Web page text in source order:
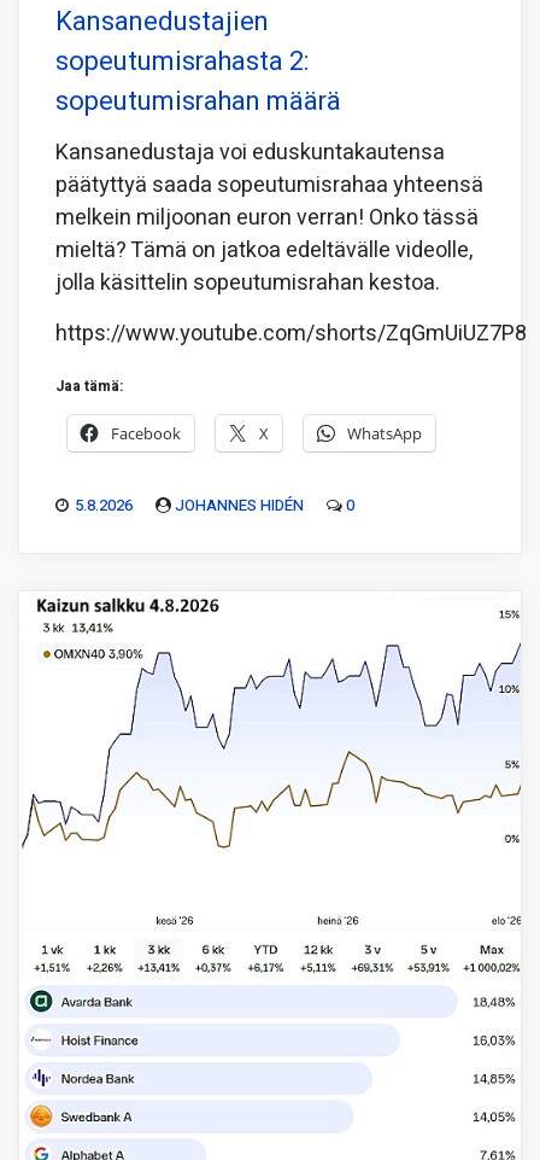
Kansanedustajien
sopeutumisrahasta 2:
sopeutumisrahan määrä
Kansanedustaja voi eduskuntakautensa
päätyttyä saada sopeutumisrahaa yhteensä
melkein miljoonan euron verran! Onko tässä
mieltä? Tämä on jatkoa edeltävälle videolle,
jolla käsittelin sopeutumisrahan kestoa.
https://www.youtube.com/shorts/ZqGmUiUZ7P8
Jaa tämä:
Facebook X WhatsApp
5.8.2026 JOHANNES HIDÉN 0